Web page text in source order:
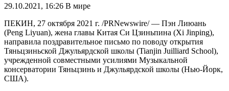
29.10.2021, 16:26 В мире
ПЕКИН, 27 октября 2021 г. /PRNewswire/ — Пэн Лиюань
(Peng Liyuan), жена главы Китая Си Цзиньпина (Xi Jinping),
направила поздравительное письмо по поводу открытия
Тяньцзиньской Джульярдской школы (Tianjin Juilliard School),
учрежденной совместными усилиями Музыкальной
консерватории Тяньцзинь и Джульярдской школы (Нью-Йорк,
США).